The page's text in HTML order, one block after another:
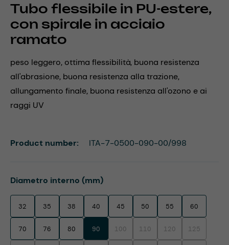
Tubo flessibile in PU-estere,
con spirale in acciaio
ramato
peso leggero, ottima flessibilità, buona resistenza
all'abrasione, buona resistenza alla trazione,
allungamento finale, buona resistenza all'ozono e ai
raggi UV
Select
Diametro interno (mm)
32 35 38 40 45 50 55 60
70 76 80 90 100(This option is currently unavailable.)
110(This option is currently
120(This option is
125(This option
Product number: ITA-7-0500-090-00/998